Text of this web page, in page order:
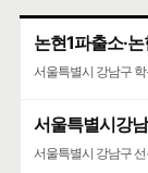
논현1파출소·
서울특별시 강남구
서울특별시강
서울특별시 강남구